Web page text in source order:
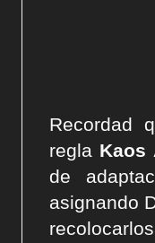
Recordad
regla Kaos
de
asignando